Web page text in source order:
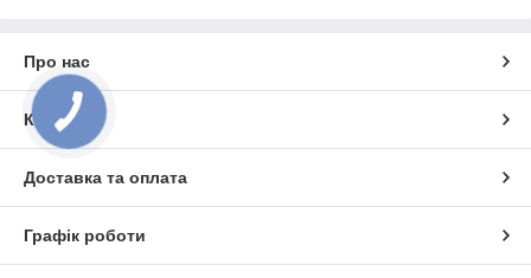
Про нас
Контакти
Доставка та оплата
Графік роботи